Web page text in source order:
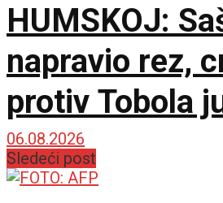
HUMSKOJ:
napravio rez,
protiv Tobola
750.000 evra i
španskog
06.08.2026
Sledeći post